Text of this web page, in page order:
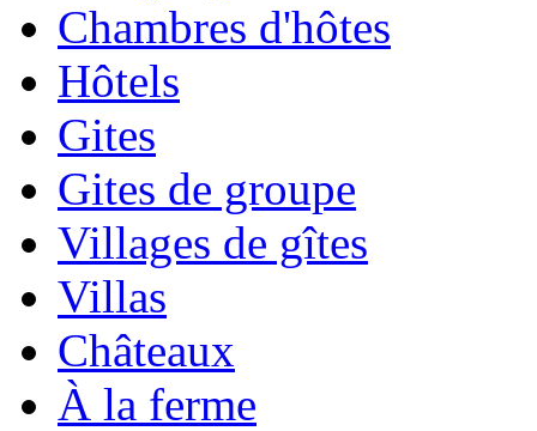
Chambres d'hôtes
Hôtels
Gites
Gites de groupe
Villages de gîtes
Villas
Châteaux
À la ferme